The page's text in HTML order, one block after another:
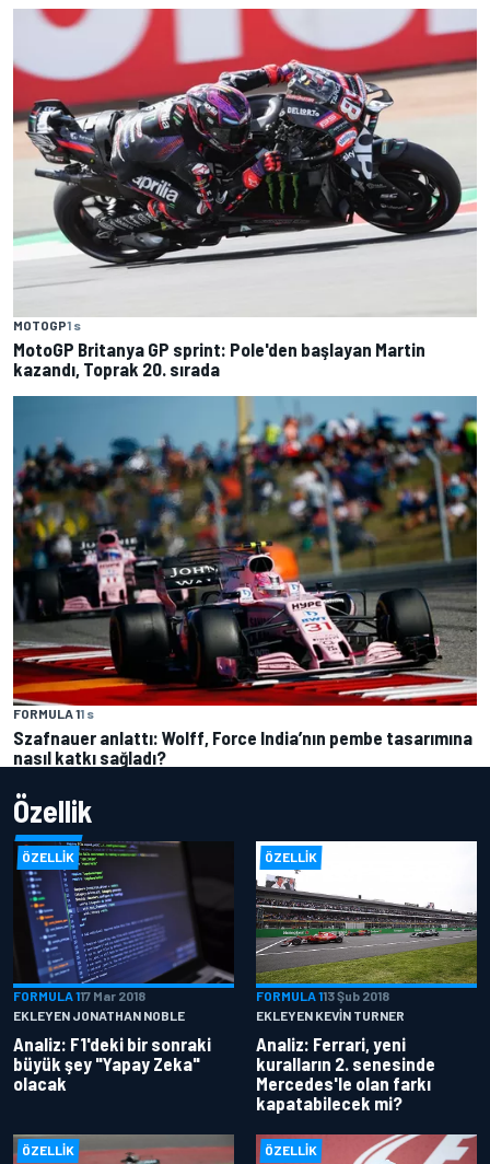
MOTOGP1 s
MotoGP Britanya GP sprint: Pole'den başlayan Martin
kazandı, Toprak 20. sırada
FORMULA 11 s
Szafnauer anlattı: Wolff, Force India’nın pembe tasarımına
nasıl katkı sağladı?
Özellik
ÖZELLIK
FORMULA 117 Mar 2018
EKLEYEN JONATHAN NOBLE
Analiz: F1'deki bir sonraki
büyük şey "Yapay Zeka"
olacak
ÖZELLIK
FORMULA 113 Şub 2018
EKLEYEN KEVIN TURNER
Analiz: Ferrari, yeni
kuralların 2. senesinde
Mercedes'le olan farkı
kapatabilecek mi?
ÖZELLIK ÖZELLIK